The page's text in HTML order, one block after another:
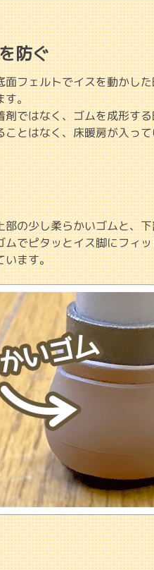
防ぐ
面フェルトでイスを動かし
す。
剤ではなく、ゴムを成形す
ことはなく、床暖房が入っ
部の少し柔らかいゴムと、
ムでピタッとイス脚にフィ
います。